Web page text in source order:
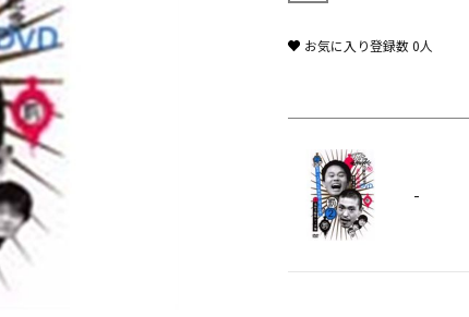
お気に入り登録数0人
-